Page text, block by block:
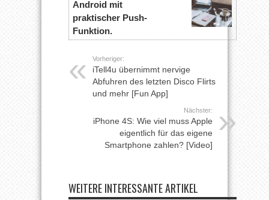
Android mit
praktischer Push-
Funktion.
Vorheriger:
iTell4u übernimmt nervige
Abfuhren des letzten Disco Flirts
und mehr [Fun App]
Nächster:
iPhone 4S: Wie viel muss Apple
eigentlich für das eigene
Smartphone zahlen? [Video]
WEITERE INTERESSANTE ARTIKEL